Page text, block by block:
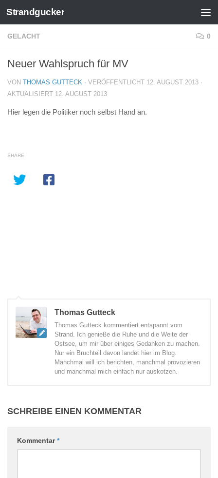
Zum Inhalt springen
Strandgucker
GELACHT 0
Neuer Wahlspruch für MV
VON THOMAS GUTTECK · VERÖFFENTLICHT 12. AUGUST 2013 ·
AKTUALISIERT 12. AUGUST 2013
Hier legen die Politiker noch selbst Hand an.
SHARE
Thomas Gutteck
Thomas Gutteck kommentiert entspannt vom
Strand. Ich genieße die Ruhe und die Weite der
Ostsee, um mir über einiges Gedanken zu machen.
Nur ein Bruchteil davon landet hier im Blog.
Manchmal will ich berichten, manchmal provozieren
und manchmal mich einfach nur auskotzen.
SCHREIBE EINEN KOMMENTAR
Kommentar*